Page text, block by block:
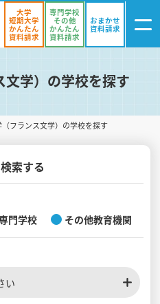
気になる 資料リスト
スを探す
大学
短期大学
かんたん
資料請求
専門学校
その他
かんたん
資料請求
おまかせ
資料請求
学）の学校を探す
フランス文学）の学校を探す
索する
門学校 その他教育機関
い